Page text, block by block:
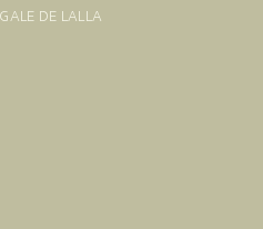
DE LALLA